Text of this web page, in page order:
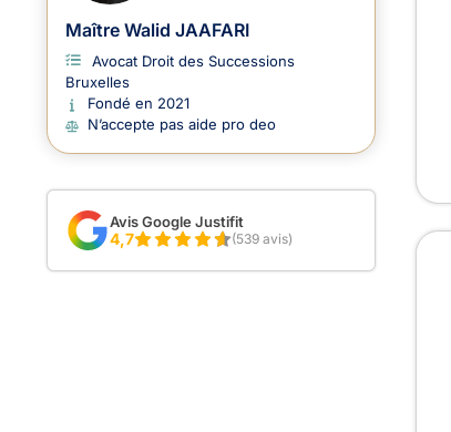
Maître Walid JAAFARI
Avocat Droit des Successions
Bruxelles
Fondé en 2021
N’accepte pas aide pro deo
Avis Google Justifit
4,7 (539 avis)